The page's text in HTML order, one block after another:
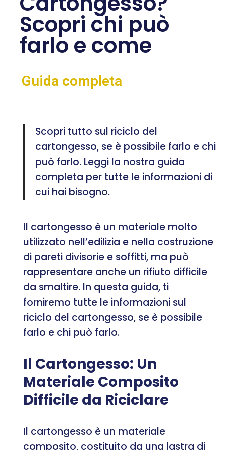
Scopri chi può
farlo e come
Guida completa
Scopri tutto sul riciclo del
cartongesso, se è possibile farlo e chi
può farlo. Leggi la nostra guida
completa per tutte le informazioni di
cui hai bisogno.
Il cartongesso è un materiale molto
utilizzato nell’edilizia e nella costruzione
di pareti divisorie e soffitti, ma può
rappresentare anche un rifiuto difficile
da smaltire. In questa guida, ti
forniremo tutte le informazioni sul
riciclo del cartongesso, se è possibile
farlo e chi può farlo.
Il Cartongesso: Un
Materiale Composito
Difficile da Riciclare
Il cartongesso è un materiale
composito, costituito da una lastra di